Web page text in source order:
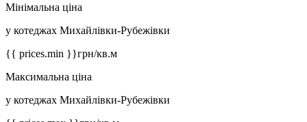
Мінімальна ціна
у котеджах Михайлівки-Рубежівки
{{ prices.min }}грн/кв.м
Максимальна ціна
у котеджах Михайлівки-Рубежівки